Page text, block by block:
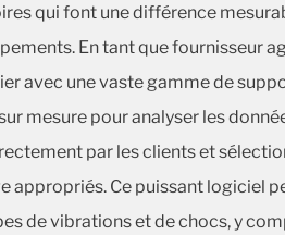
qui font une différence
En tant que fournisseur
avec une vaste gamme de
mesure pour analyser les
par les clients et
appropriés. Ce puissant logiciel
de vibrations et de chocs, y